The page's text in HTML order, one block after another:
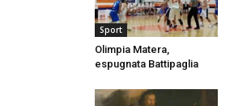
Sport
Olimpia Matera,
espugnata Battipaglia